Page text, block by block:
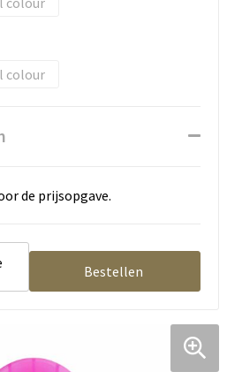
colour
de prijsopgave.
Bestellen